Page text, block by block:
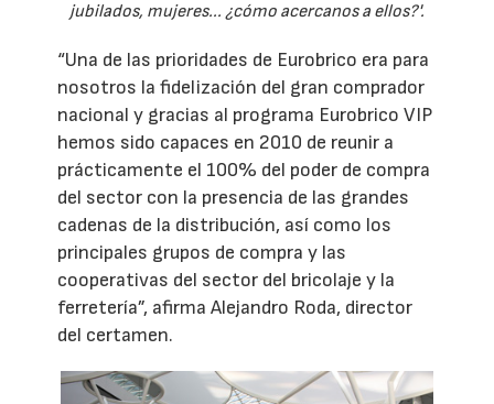
jubilados, mujeres... ¿cómo acercanos a ellos?'.
“Una de las prioridades de Eurobrico era para
nosotros la fidelización del gran comprador
nacional y gracias al programa Eurobrico VIP
hemos sido capaces en 2010 de reunir a
prácticamente el 100% del poder de compra
del sector con la presencia de las grandes
cadenas de la distribución, así como los
principales grupos de compra y las
cooperativas del sector del bricolaje y la
ferretería”, afirma Alejandro Roda, director
del certamen.